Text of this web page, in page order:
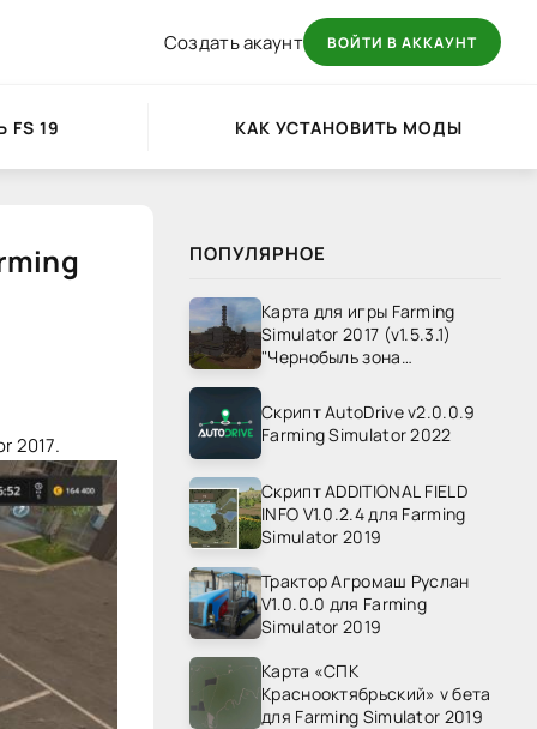
Создать акаунт ВОЙТИ В АККАУНТ
FS 19 КАК УСТАНОВИТЬ МОДЫ
2017.
ПОПУЛЯРНОЕ
Карта для игры Farming
Simulator 2017 (v1.5.3.1)
"Чернобыль зона
Скрипт AutoDrive v2.0.0.9
Farming Simulator 2022
Скрипт ADDITIONAL FIELD
INFO V1.0.2.4 для Farming
Simulator 2019
Трактор Агромаш Руслан
V1.0.0.0 для Farming
Simulator 2019
Карта «СПК
Краснооктябрьский» v бета
для Farming Simulator 2019